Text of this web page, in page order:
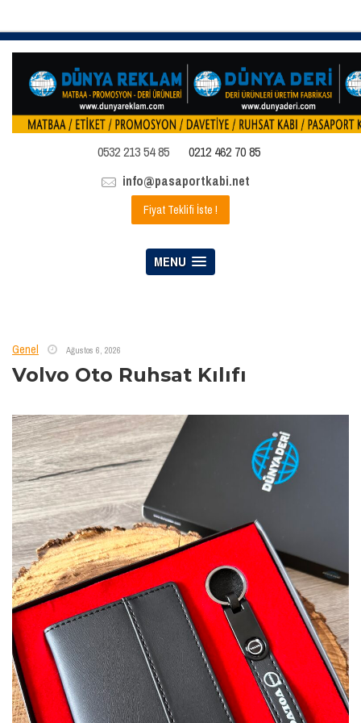
0532 213 54 85
0212 462 70 85
info@pasaportkabi.net
Fiyat Teklifi İste !
MENU
Genel Ağustos 6, 2026
Volvo Oto Ruhsat Kılıfı